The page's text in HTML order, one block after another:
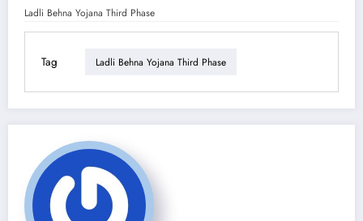
Ladli Behna Yojana Third Phase
Tag Ladli Behna Yojana Third Phase